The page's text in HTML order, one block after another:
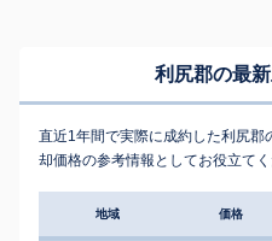
利尻郡の最
直近1年間で実際に成約した利尻
却価格の参考情報としてお役立てく
地域 価格